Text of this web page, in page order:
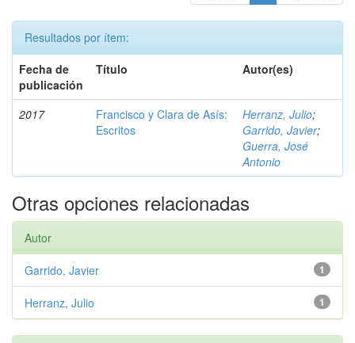
Resultados por ítem:
Fecha de
publicación
Título Autor(es)
2017
Francisco y Clara de Asís:
Escritos
Herranz, Julio;
Garrido, Javier;
Guerra, José
Antonio
Otras opciones relacionadas
Autor
1
Garrido, Javier
1
Herranz, Julio